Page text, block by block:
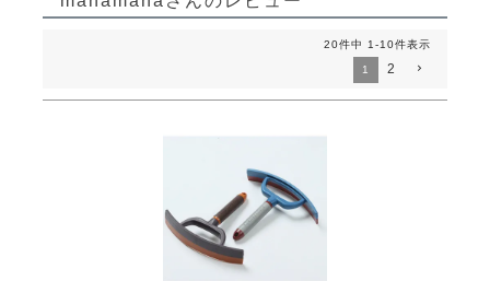
20件中 1-10件表示
1 2